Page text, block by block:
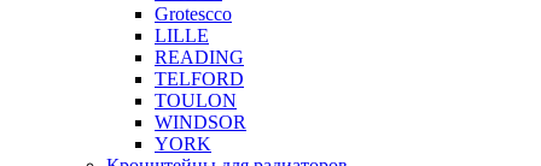
Grotescco
LILLE
READING
TELFORD
TOULON
WINDSOR
YORK